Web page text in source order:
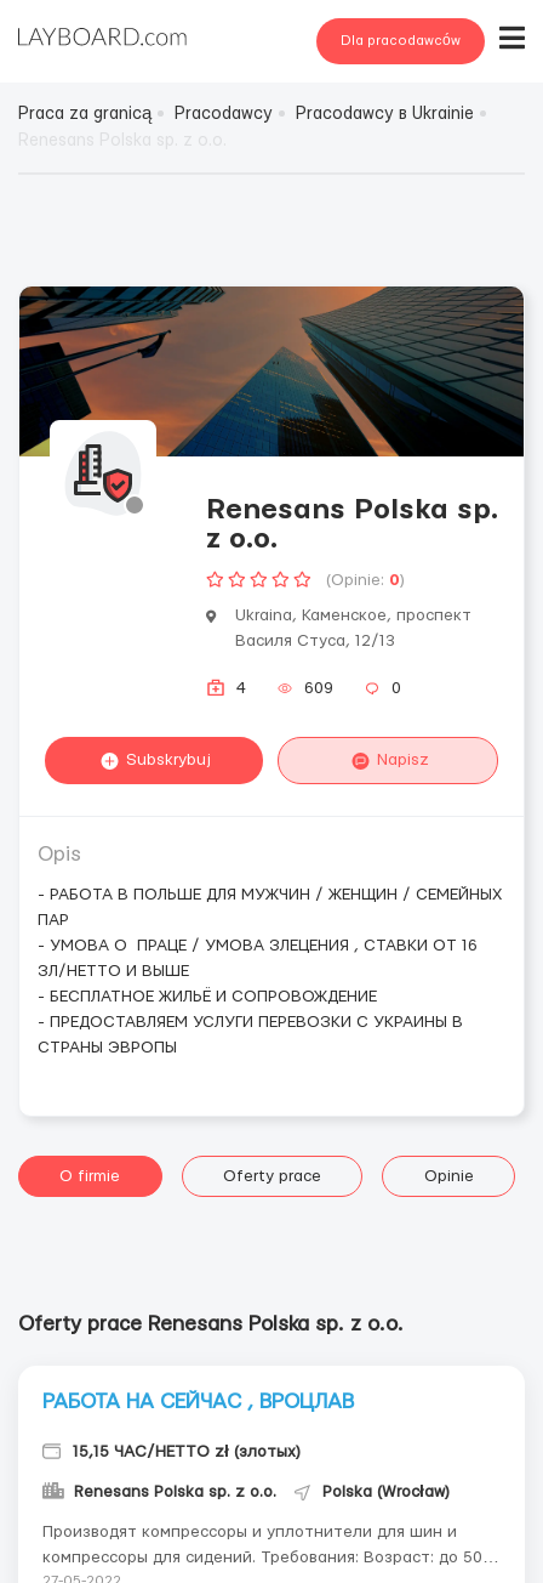
Dla pracodawców
Praca za granicą Pracodawcy
Pracodawcy в Ukrainie
Renesans Polska sp.
z o.o.
(Opinie: 0)
Ukraina, Каменское, проспект
Василя Стуса, 12/13
4 609 0
Subskrybuj Napisz
Opis
- РАБОТА В ПОЛЬШЕ ДЛЯ МУЖЧИН / ЖЕНЩИН / СЕМЕЙНЫХ
ПАР
- УМОВА О ПРАЦЕ / УМОВА ЗЛЕЦЕНИЯ , СТАВКИ ОТ 16
ЗЛ/НЕТТО И ВЫШЕ
- БЕСПЛАТНОЕ ЖИЛЬЁ И СОПРОВОЖДЕНИЕ
- ПРЕДОСТАВЛЯЕМ УСЛУГИ ПЕРЕВОЗКИ С УКРАИНЫ В
СТРАНЫ ЭВРОПЫ
O firmie Oferty prace Opinie
Oferty prace Renesans Polska sp. z o.o.
РАБОТА НА СЕЙЧАС , ВРОЦЛАВ
15,15 ЧАС/НЕТТО zł (злотых)
Renesans Polska sp. z o.o. Polska (Wrocław)
Производят компрессоры и уплотнители для шин и
компрессоры для сидений. Требования: Возраст: до 50